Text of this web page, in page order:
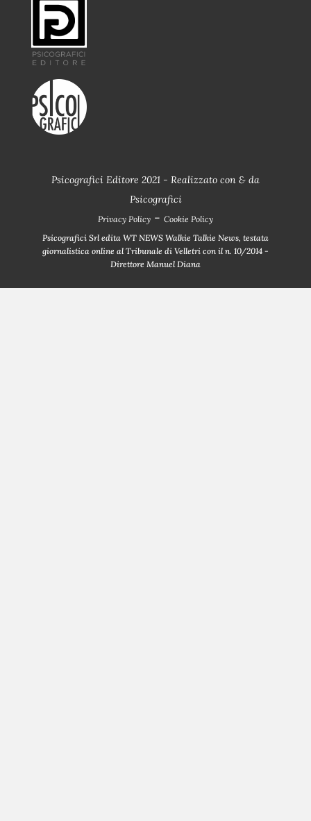
Psicografici Editore 2021 - Realizzato con & da
Psicografici
Privacy Policy - Cookie Policy
Psicografici Srl edita WT NEWS Walkie Talkie News, testata
giornalistica online al Tribunale di Velletri con il n. 10/2014 -
Direttore Manuel Diana